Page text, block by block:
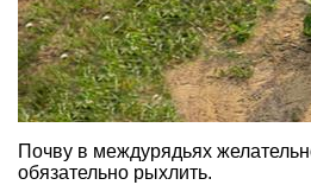
Почву в междурядьях
обязательно рыхлить.